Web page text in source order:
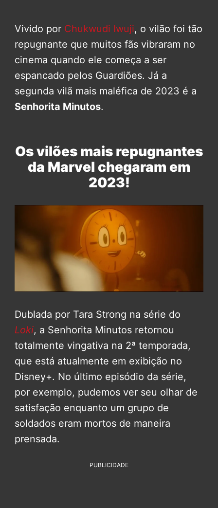
Vivido por Chukwudi Iwuji, o vilão foi tão
repugnante que muitos fãs vibraram no
cinema quando ele começa a ser
espancado pelos Guardiões. Já a
segunda vilã mais maléfica de 2023 é a
Senhorita Minutos.
Os vilões mais repugnantes
da Marvel chegaram em
2023!
Dublada por Tara Strong na série do
Loki, a Senhorita Minutos retornou
totalmente vingativa na 2ª temporada,
que está atualmente em exibição no
Disney+. No último episódio da série,
por exemplo, pudemos ver seu olhar de
satisfação enquanto um grupo de
soldados eram mortos de maneira
prensada.
PUBLICIDADE